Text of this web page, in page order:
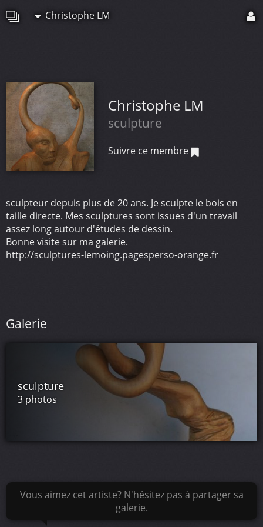
Christophe LM
Christophe LM
sculpture
Suivre ce membre
sculpteur depuis plus de 20 ans. Je sculpte le bois en
taille directe. Mes sculptures sont issues d'un travail
assez long autour d'études de dessin.
Bonne visite sur ma galerie.
http://sculptures-lemoing.pagesperso-orange.fr
Galerie
sculpture
3 photos
Vous aimez cet artiste? N'hésitez pas à partager sa
galerie.